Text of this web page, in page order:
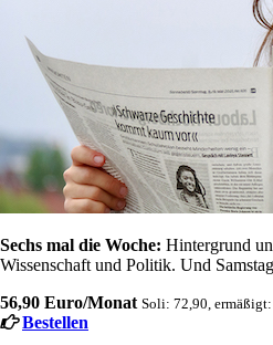
Sechs mal die Woche: Hintergrund
Wissenschaft und Politik. Und
56,90 Euro/Monat Soli: 72,90,
Bestellen